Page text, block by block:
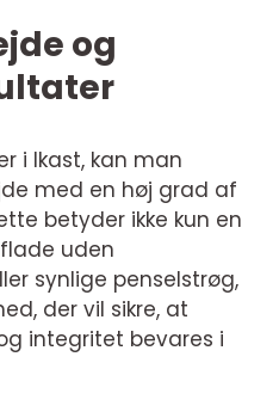
og
i Ikast, kan man
med en høj grad af
betyder ikke kun en
uden
synlige penselstrøg,
der vil sikre, at
integritet bevares i